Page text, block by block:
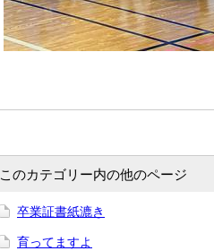
このカテゴリー内の他のページ
卒業証書紙漉き
育ってますよ